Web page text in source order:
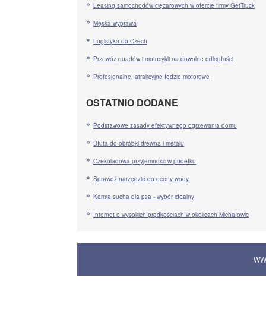
Leasing samochodów ciężarowych w ofercie firmy GetTruck
Męska wyprawa
Logistyka do Czech
Przewóz quadów i motocykli na dowolne odległości
Profesjonalne, atrakcyjne łodzie motorowe
OSTATNIO DODANE
Podstawowe zasady efektywnego ogrzewania domu
Dłuta do obróbki drewna i metalu
Czekoladowa przyjemność w pudełku
Sprawdź narzędzie do oceny wody.
Karma sucha dla psa - wybór idealny
Internet o wysokich prędkościach w okolicach Michałowic